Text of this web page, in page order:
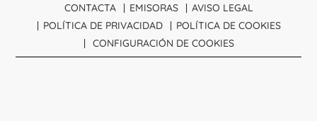
CONTACTA EMISORAS
AVISO LEGAL
POLÍTICA DE PRIVACIDAD
POLÍTICA DE COOKIES
CONFIGURACIÓN DE COOKIES